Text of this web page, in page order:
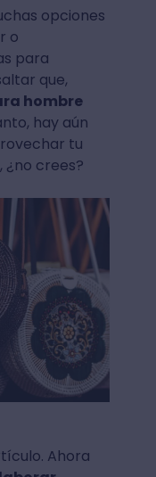
opciones
o
para
que,
hombre
hay aún
tu
¿no crees?
Ahora